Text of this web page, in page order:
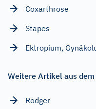
Coxarthrose
Stapes
Ektropium,
Weitere Artikel aus
Rodger